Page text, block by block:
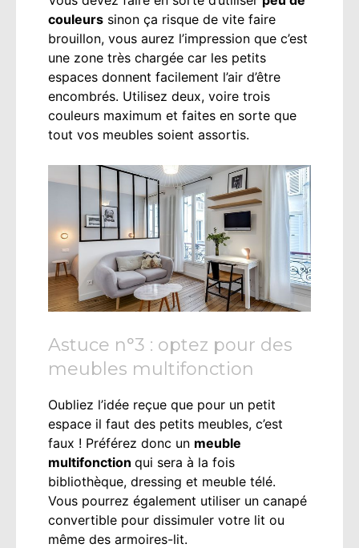
couleurs sinon ça risque de vite faire
brouillon, vous aurez l’impression que c’est
une zone très chargée car les petits
espaces donnent facilement l’air d’être
encombrés. Utilisez deux, voire trois
couleurs maximum et faites en sorte que
tout vos meubles soient assortis.
Astuce n°3 : optez pour des
meubles multifonction
Oubliez l’idée reçue que pour un petit
espace il faut des petits meubles, c’est
faux ! Préférez donc un meuble
multifonction qui sera à la fois
bibliothèque, dressing et meuble télé.
Vous pourrez également utiliser un canapé
convertible pour dissimuler votre lit ou
même des armoires-lit.